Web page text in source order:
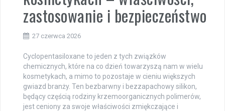
zastosowanie i bezpieczeństwo
27 czerwca 2026
Cyclopentasiloxane to jeden z tych związków
chemicznych, które na co dzień towarzyszą nam w wielu
kosmetykach, a mimo to pozostaje w cieniu większych
gwiazd branży. Ten bezbarwny i bezzapachowy silikon,
będący częścią rodziny krzemoorganicznych polimerów,
jest ceniony za swoje właściwości zmiękczające i